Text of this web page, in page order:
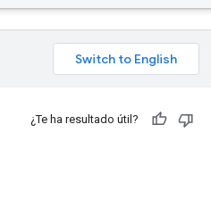
¿Te ha resultado útil?